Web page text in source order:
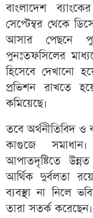
বাংলাদেশ
সেপ্টেম্বর থেকে
আসার পেছনে
পুনঃতফসিলের
হিসেবে দেখানো
প্রভিশন রাখতে
কমিয়েছে।
তবে অর্থনীতিবিদ
কাগুজে
আপাতদৃষ্টিতে
আর্থিক দুর্বলতা
ব্যবস্থা না নিলে
তারা সতর্ক করেছেন।